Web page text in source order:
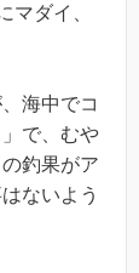
ダイ、
海中でコ
で、むや
釣果がア
ないよう